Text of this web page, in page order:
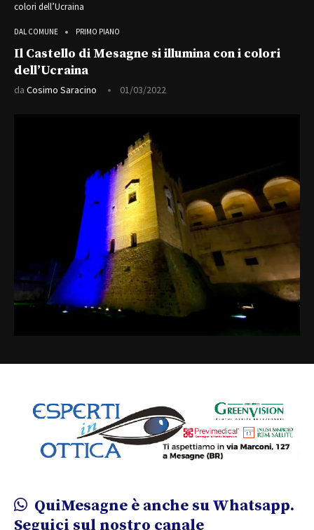
colori dell’Ucraina
DAL COMUNE PRIMO PIANO
Il Castello di Mesagne si illumina con i colori
dell’Ucraina
da Cosimo Saracino 01/03/2022
QuiMesagne è anche su Whatsapp.
Seguici sul nostro canale